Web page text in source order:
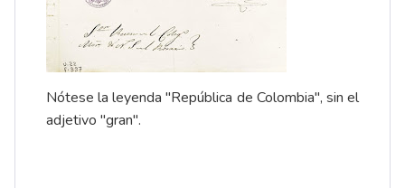
Nótese la leyenda "República de Colombia", sin el
adjetivo "gran".